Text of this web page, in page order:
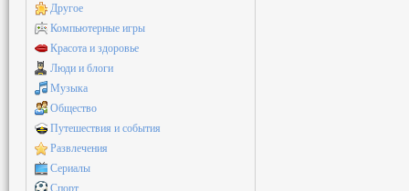
Другое
Компьютерные игры
Красота и здоровье
Люди и блоги
Музыка
Общество
Путешествия и события
Развлечения
Сериалы
Спорт